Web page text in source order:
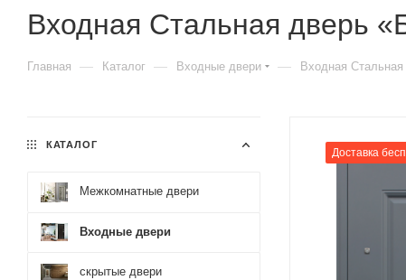
Входная Стальная дверь
Главная — Каталог — Входные двери — Входная
Доставка
КАТАЛОГ
Межкомнатные двери
Входные двери
скрытые двери